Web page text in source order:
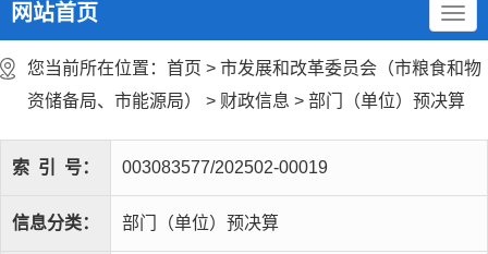
网站首页
您当前所在位置： 首页 > 市发展和改革委员会（市粮食和物
资储备局、市能源局）
> 财政信息 > 部门（单位）预决算
索 引 号： 003083577/202502-00019
信息分类： 部门（单位）预决算